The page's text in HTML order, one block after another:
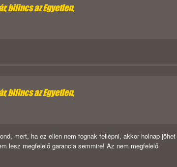
bilincs az Egyetlen,
bilincs az Egyetlen,
mert, ha ez ellen nem fognak fellépni, akkor holnap jöhet
lesz megfelelő garancia semmire! Az nem megfelelő